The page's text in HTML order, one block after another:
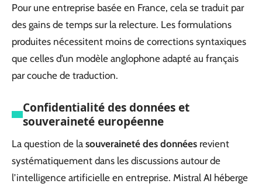
Pour une entreprise basée en France, cela se traduit par
des gains de temps sur la relecture. Les formulations
produites nécessitent moins de corrections syntaxiques
que celles d’un modèle anglophone adapté au français
par couche de traduction.
Confidentialité des données et
souveraineté européenne
La question de la souveraineté des données revient
systématiquement dans les discussions autour de
l’intelligence artificielle en entreprise. Mistral AI héberge